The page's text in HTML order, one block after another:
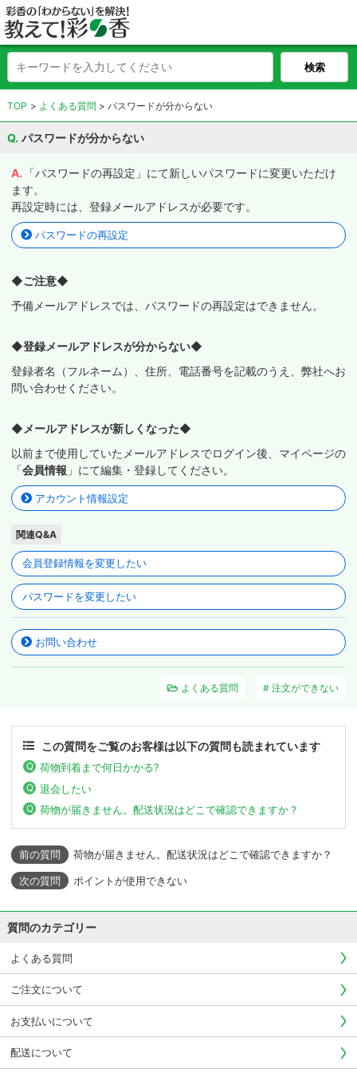
TOP よくある質問 パスワードが分からない
パスワードが分からない
「パスワードの再設定」にて新しいパスワードに変更いただけ
ます。
再設定時には、登録メールアドレスが必要です。
パスワードの再設定
◆ご注意◆
予備メールアドレスでは、パスワードの再設定はできません。
◆登録メールアドレスが分からない◆
登録者名（フルネーム）、住所、電話番号を記載のうえ、弊社へお
問い合わせください。
◆メールアドレスが新しくなった◆
以前まで使用していたメールアドレスでログイン後、マイページの
「会員情報 」にて編集・登録してください。
アカウント情報設定
関連Q&A
会員登録情報を変更したい
パスワードを変更したい
お問い合わせ
よくある質問 注文ができない
この質問をご覧のお客様は以下の質問も読まれています
荷物到着まで何日かかる?
退会したい
荷物が届きません。配送状況はどこで確認できますか？
荷物が届きません。配送状況はどこで確認できますか？
ポイントが使用できない
質問のカテゴリー
よくある質問
ご注文について
お支払いについて
配送について